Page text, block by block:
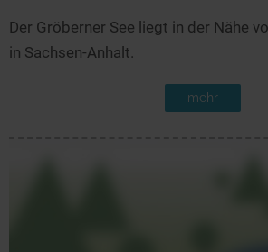
Der Gröberner See liegt in der Nähe
in Sachsen-Anhalt.
mehr